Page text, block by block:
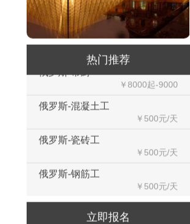
热门推荐
俄罗斯-面点师
￥12000-14000
俄罗斯-帮厨
￥8000-9000
立即报名